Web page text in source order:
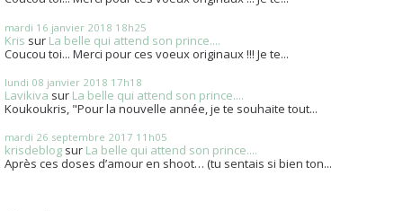
mardi 16 janvier 2018 18h25
Kris sur La belle qui attend son prince....
Coucou toi... Merci pour ces voeux originaux !!! Je te...
lundi 08 janvier 2018 17h18
Lavikiva sur La belle qui attend son prince....
Koukoukris, "Pour la nouvelle année, je te souhaite tout...
mardi 26 septembre 2017 11h05
krisdeblog sur La belle qui attend son prince....
Après ces doses d’amour en shoot… (tu sentais si bien ton...